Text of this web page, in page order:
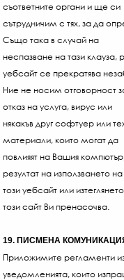
съответните органи и ще си
сътрудничим с тях, за да
Също така в случай на
неспазване на тази клауза,
уебсайт се прекратява
Ние не носим отговорност
отказ на услуга, вирус или
някакъв друг софтуер или
материали, които могат да
повлияят на Вашия
резултат на използването на
този уебсайт или
този сайт Ви пренасочва.
19. ПИСМЕНА
Приложимите регламенти
уведомленията, които